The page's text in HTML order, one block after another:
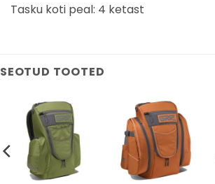
Tasku koti peal: 4 ketast
SEOTUD TOOTED